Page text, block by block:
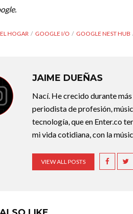
HOGAR GOOGLE I/O GOOGLE NEST HUB
JAIME DUEÑAS
Nací. He crecido durante
periodista de profesión,
tecnología, que en Enter.co
mi vida cotidiana, con la
VIEW ALL POSTS